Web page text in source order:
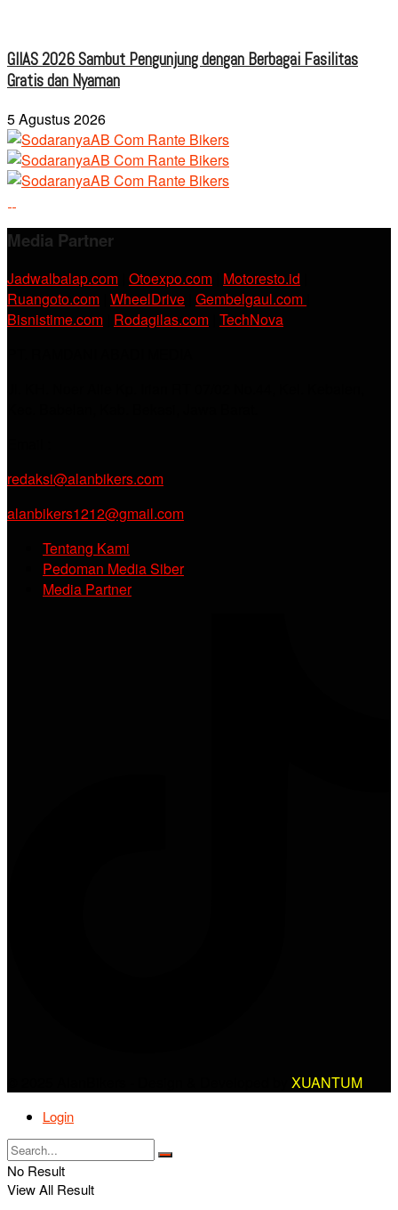
GIIAS 2026 Sambut Pengunjung dengan Berbagai Fasilitas
Gratis dan Nyaman
5 Agustus 2026
Media Partner
Jadwalbalap.com Otoexpo.com Motoresto.id
Ruangoto.com WheelDrive Gembelgaul.com
Bisnistime.com Rodagilas.com TechNova
redaksi@alanbikers.com
alanbikers1212@gmail.com
Tentang Kami
Pedoman Media Siber
Media Partner
XUANTUM
Login
No Result
View All Result